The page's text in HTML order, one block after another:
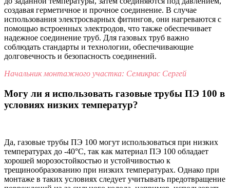
создавая герметичное и прочное соединение. В случае
использования электросварных фитингов, они нагреваются с
помощью встроенных электродов, что также обеспечивает
надежное соединение труб. Для газовых труб важно
соблюдать стандарты и технологии, обеспечивающие
долговечность и безопасность соединений.
Начальник монтажного участка: Семикрас Сергей
Могу ли я использовать газовые трубы ПЭ 100 в
условиях низких температур?
Да, газовые трубы ПЭ 100 могут использоваться при низких
температурах до -40°C, так как материал ПЭ 100 обладает
хорошей морозостойкостью и устойчивостью к
трещинообразованию при низких температурах. Однако при
монтаже в таких условиях следует учитывать предотвращение